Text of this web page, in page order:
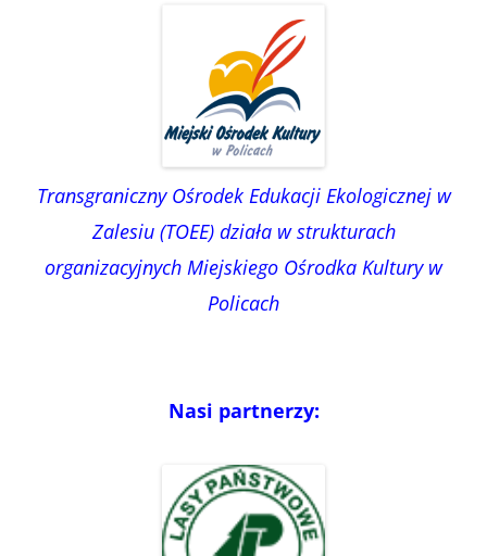
Transgraniczny Ośrodek Edukacji Ekologicznej w
Zalesiu (TOEE) działa w strukturach
organizacyjnych Miejskiego Ośrodka Kultury w
Policach
Nasi partnerzy: